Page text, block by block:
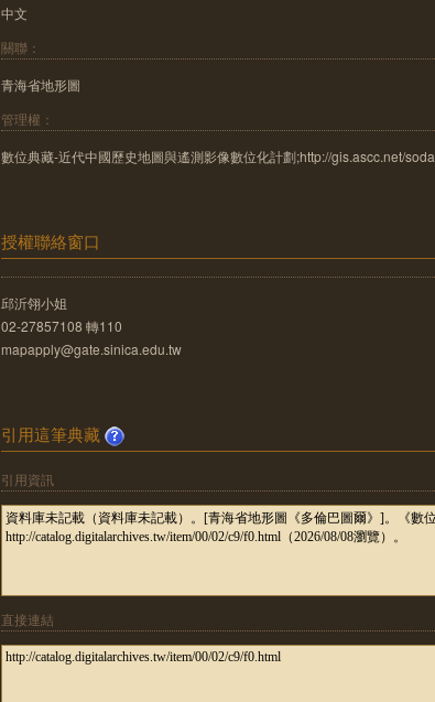
中文
關聯：
青海省地形圖
管理權：
數位典藏-近代中國歷史地圖與遙測影像數位化計劃;http://gis.ascc.net/soda
授權聯絡窗口
邱沂翎小姐
02-27857108 轉110
mapapply@gate.sinica.edu.tw
引用這筆典藏
引用資訊
直接連結